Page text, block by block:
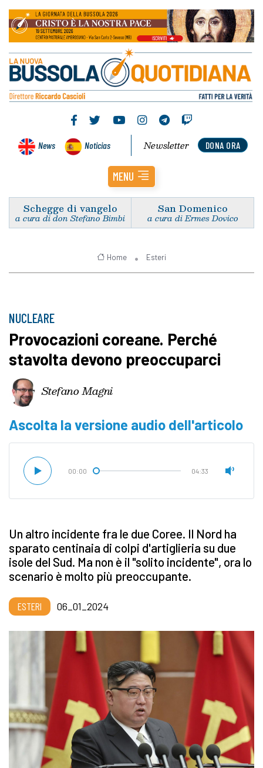
News Noticias DONA ORA
Newsletter
MENU
Schegge di vangelo
a cura di don Stefano Bimbi
San Domenico
a cura di Ermes Dovico
Home Esteri
NUCLEARE
Provocazioni coreane. Perché
stavolta devono preoccuparci
Stefano Magni
Ascolta la versione audio dell'articolo
00:00 04:33
Un altro incidente fra le due Coree. Il Nord ha
sparato centinaia di colpi d'artiglieria su due
isole del Sud. Ma non è il "solito incidente", ora lo
scenario è molto più preoccupante.
ESTERI 06_01_2024